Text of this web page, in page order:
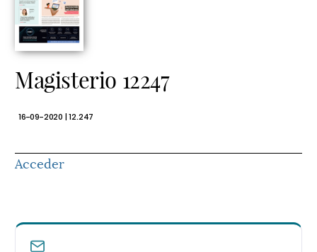
Magisterio 12247
16-09-2020 | 12.247
Acceder